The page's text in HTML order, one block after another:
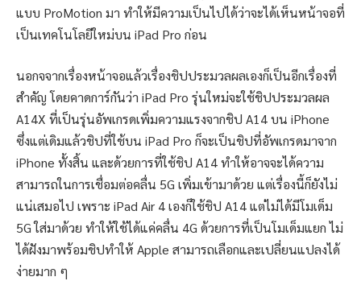
แบบ ProMotion มา ทำให้มีความเป็นไปได้ว่าจะได้เห็นหน้าจอที่
เป็นเทคโนโลยีใหม่บน iPad Pro ก่อน
นอกจจากเรื่องหน้าจอแล้วเรื่องชิปประมวลผลเองก็เป็นอีกเรื่องที่
สำคัญ โดยคาดการ์กันว่า iPad Pro รุ่นใหม่จะใช้ชิปประมวลผล
A14X ที่เป็นรุ่นอัพเกรดเพิ่มความแรงจากชิป A14 บน iPhone
ซึ่งแต่เดิมแล้วชิปที่ใช้บน iPad Pro ก็จะเป็นชิปที่อัพเกรดมาจาก
iPhone ทั้งสิ้น และด้วยการที่ใช้ชิป A14 ทำให้อาจจะได้ความ
สามารถในการเชื่อมต่อคลื่น 5G เพิ่มเข้ามาด้วย แต่เรื่องนี้ก็ยังไม่
แน่เสมอไป เพราะ iPad Air 4 เองก็ใช้ชิป A14 แต่ไม่ได้มีโมเด็ม
5G ใส่มาด้วย ทำให้ใช้ได้แค่คลื่น 4G ด้วยการที่เป็นโมเด็มแยก ไม่
ได้ฝังมาพร้อมชิปทำให้ Apple สามารถเลือกและเปลี่ยนแปลงได้
ง่ายมาก ๆ